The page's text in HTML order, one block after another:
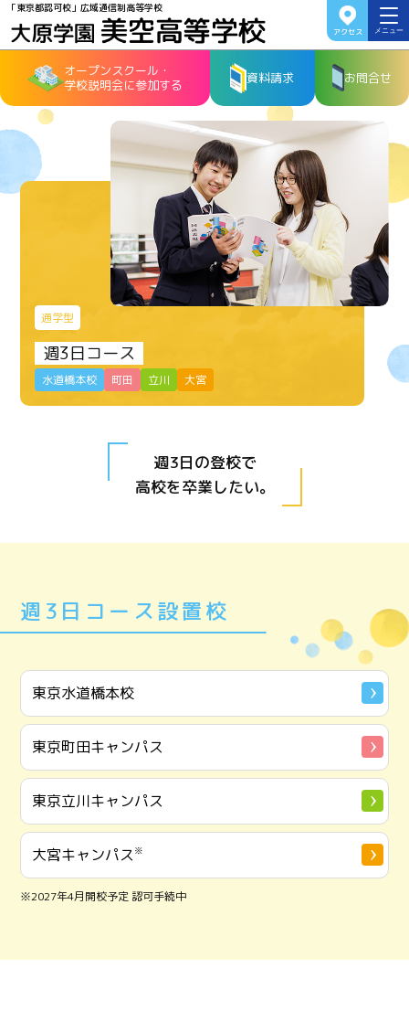
「東京都認可校」広域通信制高等学校
オープンスクール・
学校説明会に参加する
資料請求 お問合せ
アクセス メニュー
通学型
週3日コース
水道橋本校 町田 立川 大宮
週3日の登校で
高校を卒業したい。
週3日コース設置校
東京水道橋本校
東京町田キャンパス
東京立川キャンパス
大宮キャンパス ※
※2027年4月開校予定 認可手続中